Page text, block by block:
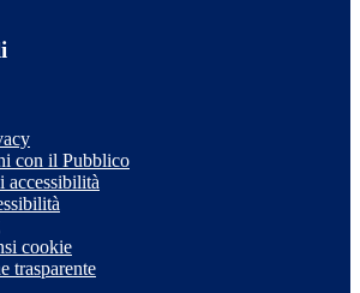
con il Pubblico
accessibilità
cookie
trasparente